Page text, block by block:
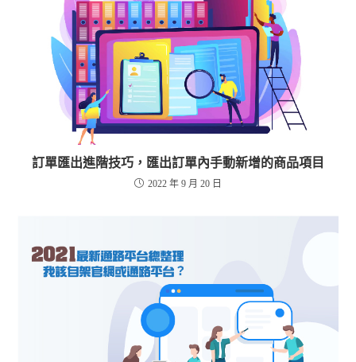
訂單匯出進階技巧，匯出訂單內手動新增的商品項目
2022 年 9 月 20 日